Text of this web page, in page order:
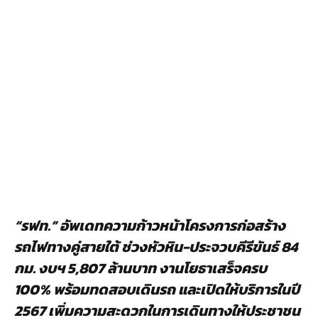
“รฟท.” อัพเดทความก้าวหน้าโครงการก่อสร้าง
รถไฟทางคู่สายใต้ ช่วงหัวหิน-ประจวบคีรีขันธ์ 84
กม. งบฯ 5,807 ล้านบาท งานโยธาเสร็จครบ
100% พร้อมทดสอบเดินรถ และเปิดให้บริการในปี
2567 เพิ่มความสะดวกในการเดินทางให้ประชาชน